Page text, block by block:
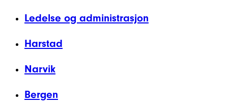
Ledelse og administrasjon
Harstad
Narvik
Bergen